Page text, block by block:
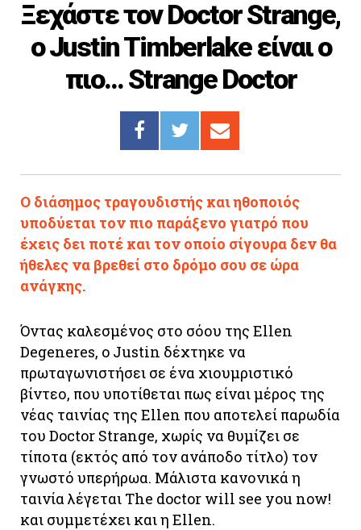
ΣΥΝΔΕΣΜΟΙ
Ξεχάστε τον Doctor Strange,
o Justin Timberlake είναι ο
πιο... Strange Doctor
Ο διάσημος τραγουδιστής και ηθοποιός
υποδύεται τον πιο παράξενο γιατρό που
έχεις δει ποτέ και τον οποίο σίγουρα δεν θα
ήθελες να βρεθεί στο δρόμο σου σε ώρα
ανάγκης.
Όντας καλεσμένος στο σόου της Ellen
Degeneres, o Justin δέχτηκε να
πρωταγωνιστήσει σε ένα χιουμριστικό
βίντεο, που υποτίθεται πως είναι μέρος της
νέας ταινίας της Ellen που αποτελεί παρωδία
του Doctor Strange, χωρίς να θυμίζει σε
τίποτα (εκτός από τον ανάποδο τίτλο) τον
γνωστό υπερήρωα. Μάλιστα κανονικά η
ταινία λέγεται The doctor will see you now!
και συμμετέχει και η Ellen.